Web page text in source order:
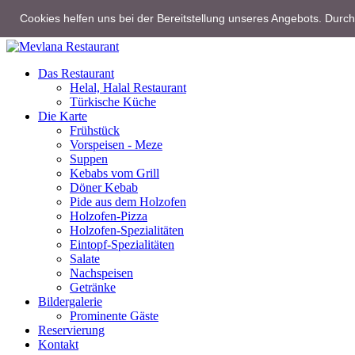
Home
Das Restaurant
Helal, Halal Restaurant
Türkische Küche
Die Karte
Frühstück
Vorspeisen - Meze
Suppen
Kebabs vom Grill
Döner Kebab
Pide aus dem Holzofen
Holzofen-Pizza
Holzofen-Spezialitäten
Eintopf-Spezialitäten
Salate
Nachspeisen
Getränke
Bildergalerie
Prominente Gäste
Reservierung
Kontakt
Cookies helfen uns bei der Bereitstellung unseres Angebots.